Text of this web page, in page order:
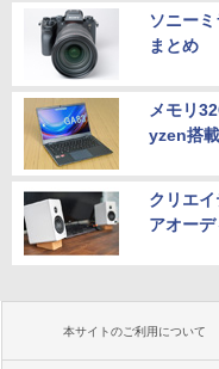
ソニー
まとめ
メモリ
yzen搭
クリエ
アオー
本サイトのご利用について